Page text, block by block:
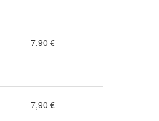
7,90 €
7,90 €